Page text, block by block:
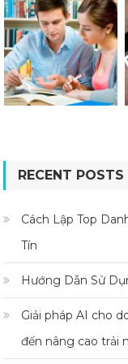
RECENT POSTS
Cách Lập Top
Tín
Hướng Dẫn Sử
Giải pháp AI cho
đến nâng cao trải